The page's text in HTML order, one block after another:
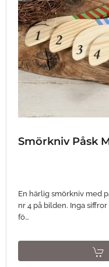
Smörkniv Påsk
En härlig smörkniv med
nr 4 på bilden. Inga
fö…